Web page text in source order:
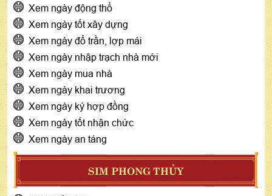
Xem ngày động thổ
Xem ngày tốt xây dựng
Xem ngày đổ trần, lợp mái
Xem ngày nhập trạch nhà mới
Xem ngày mua nhà
Xem ngày khai trương
Xem ngày ký hợp đồng
Xem ngày tốt nhận chức
Xem ngày an táng
SIM PHONG THỦY